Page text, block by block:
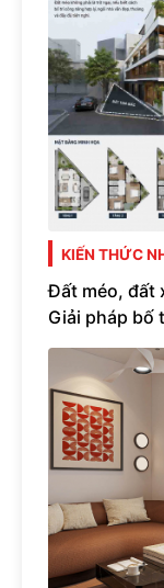
KIẾN THỨC
Đất méo, đất
Giải pháp bố